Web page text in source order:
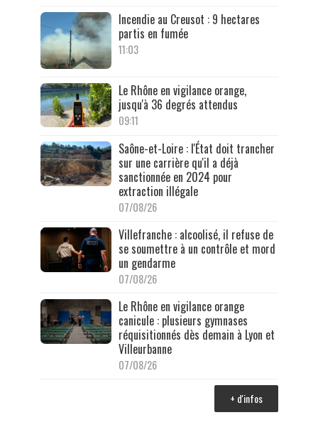
Incendie au Creusot : 9 hectares
partis en fumée
11:03
Le Rhône en vigilance orange,
jusqu'à 36 degrés attendus
09:11
Saône-et-Loire : l'État doit trancher
sur une carrière qu'il a déjà
sanctionnée en 2024 pour
extraction illégale
07/08/26
Villefranche : alcoolisé, il refuse de
se soumettre à un contrôle et mord
un gendarme
07/08/26
Le Rhône en vigilance orange
canicule : plusieurs gymnases
réquisitionnés dès demain à Lyon et
Villeurbanne
07/08/26
+ d'infos